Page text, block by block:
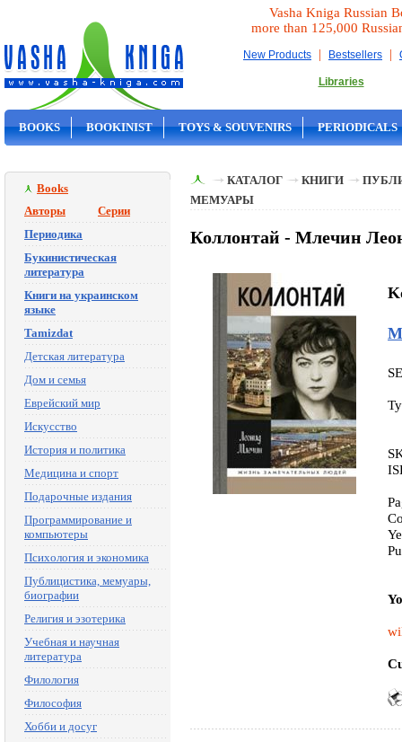
Vasha Kniga Russian
more than 125,000
New Products | Bestsellers |
Libraries
BOOKS BOOKINIST TOYS & SOUVENIRS PERIODICALS
Books
Авторы
Серии
Периодика
Букинистическая
литература
Книги на украинском
языке
Tamizdat
Детская литература
Дом и семья
Еврейский мир
Искусство
История и политика
Медицина и спорт
Подарочные издания
Программирование и
компьютеры
Психология и экономика
Публицистика, мемуары,
биографии
Религия и эзотерика
Учебная и научная
литература
Филология
Философия
Хобби и досуг
КАТАЛОГ КНИГИ
МЕМУАРЫ
Коллонтай - Млечин